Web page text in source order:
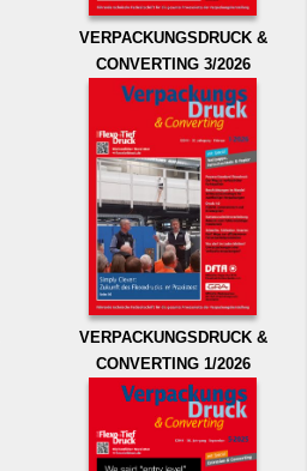
VERPACKUNGSDRUCK &
CONVERTING 3/2026
VERPACKUNGSDRUCK &
CONVERTING 1/2026